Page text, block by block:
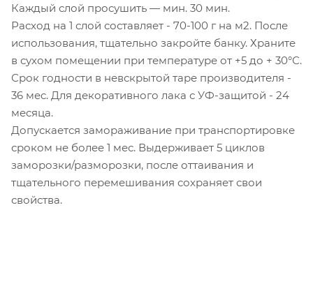
Каждый слой просушить — мин. 30 мин.
Расход на 1 слой составляет - 70-100 г на м2. После
использования, тщательно закройте банку. Храните
в сухом помещении при температуре от +5 до + 30°С.
Срок годности в невскрытой таре производителя -
36 мес. Для декоративного лака с УФ-защитой - 24
месяца.
Допускается замораживание при транспортировке
сроком не более 1 мес. Выдерживает 5 циклов
заморозки/разморозки, после оттаивания и
тщательного перемешивания сохраняет свои
свойства.